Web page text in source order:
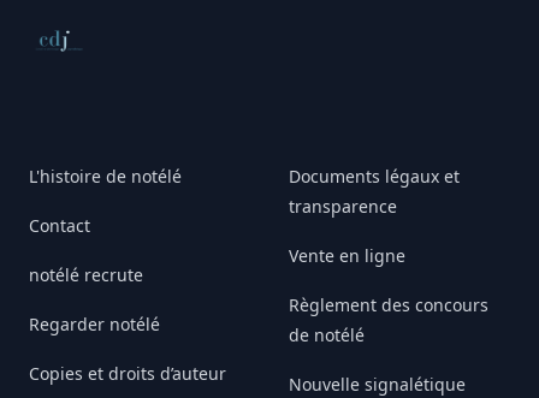
Conseil de déontologie journalistique
L'histoire de notélé
Contact
notélé recrute
Regarder notélé
Copies et droits d’auteur
Documents légaux et
transparence
Vente en ligne
Règlement des concours
de notélé
Nouvelle signalétique